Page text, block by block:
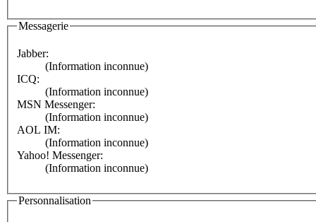
Messagerie
Jabber:
(Information inconnue)
ICQ:
(Information inconnue)
MSN Messenger:
(Information inconnue)
AOL IM:
(Information inconnue)
Yahoo! Messenger:
(Information inconnue)
Personnalisation